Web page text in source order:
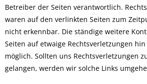
Betreiber der Seiten verantwortlich.
waren auf den verlinkten Seiten zum
nicht erkennbar. Die ständige weitere
Seiten auf etwaige Rechtsverletzungen
möglich. Sollten uns Rechtsverletzungen
gelangen, werden wir solche Links